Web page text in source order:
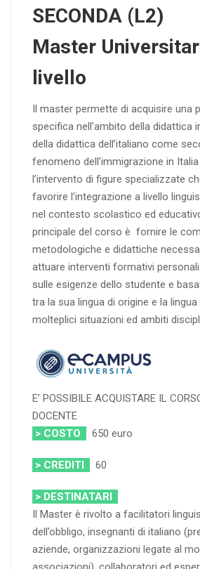
SECONDA (L2)
Master
livello
Il master permette di acquisire una
specifica nell’ambito della didattica
della didattica dell’italiano come
fenomeno dell’immigrazione in
l’intervento di figure specializzate
favorire l’integrazione a livello
nel contesto scolastico ed
principale del corso è fornire le
metodologiche e didattiche
attuare interventi formativi
sulle esigenze dello studente e
tra la sua lingua di origine e la
molteplici situazioni ed ambiti
E’ POSSIBILE ACQUISTARE IL
DOCENTE
> COSTO
650 euro
> CREDITI 60
> DESTINATARI
Il Master è rivolto a facilitatori
dell’obbligo, insegnanti di italiano
aziende, organizzazioni legate al